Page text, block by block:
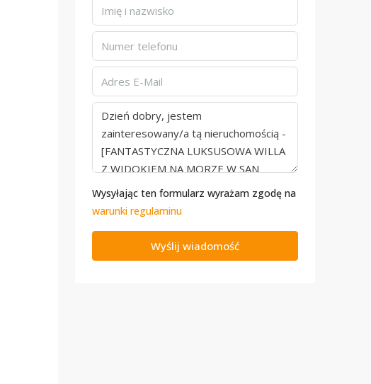
Wysyłając ten formularz wyrażam zgodę na
warunki regulaminu
Wyślij wiadomość